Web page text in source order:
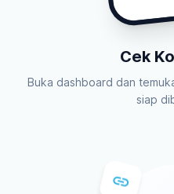
Cek
Buka dashboard dan
siap
link